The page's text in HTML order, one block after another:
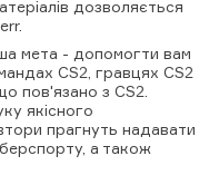
дозволяється
.
мета - допомогти вам
CS2, гравцях CS2
пов'язано з CS2.
якісного
прагнуть надавати
а також